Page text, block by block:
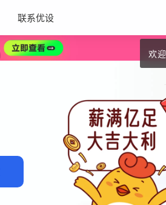
联系优设
欢迎